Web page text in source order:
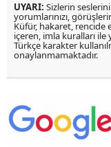
UYARI: Sizlerin
yorumlarınızı,
Küfür, hakaret, rencide
içeren, imla kuralları ile
Türkçe karakter
onaylanmamaktadır.